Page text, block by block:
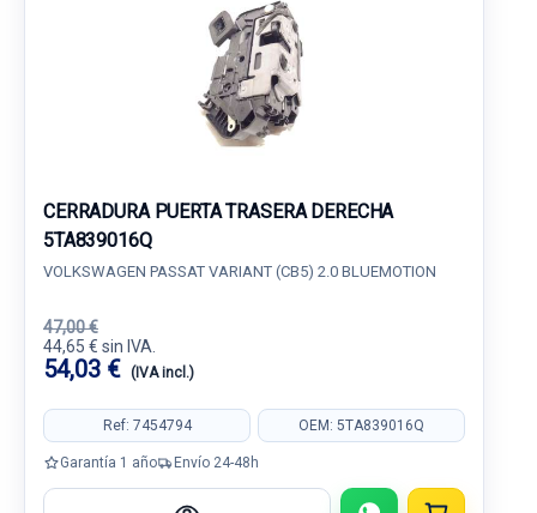
CERRADURA PUERTA TRASERA DERECHA
5TA839016Q
VOLKSWAGEN PASSAT VARIANT (CB5) 2.0 BLUEMOTION
47,00 €
44,65 € sin IVA.
54,03 € (IVA incl.)
Ref: 7454794 OEM: 5TA839016Q
Garantía 1 año Envío 24-48h